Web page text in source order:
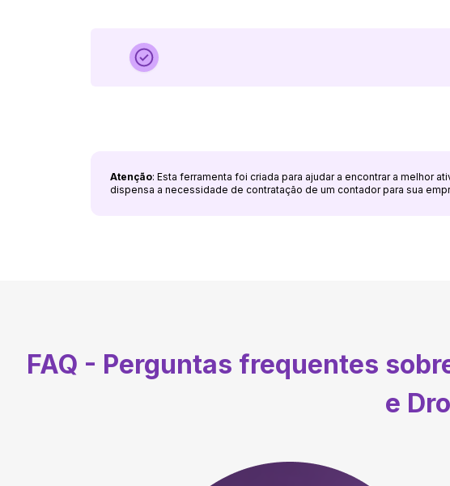
Atenção: Esta ferramenta foi criada para ajudar a encontrar a melhor
dispensa a necessidade de contratação de um contador para sua
FAQ - Perguntas frequentes
e